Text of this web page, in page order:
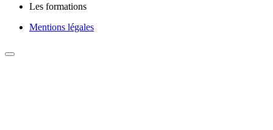
Les formations
Mentions légales